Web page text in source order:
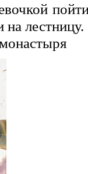
лестницу.